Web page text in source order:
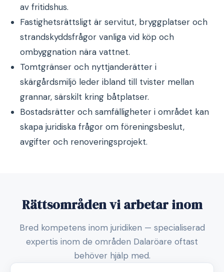
av fritidshus.
Fastighetsrättsligt är servitut, bryggplatser och
strandskyddsfrågor vanliga vid köp och
ombyggnation nära vattnet.
Tomtgränser och nyttjanderätter i
skärgårdsmiljö leder ibland till tvister mellan
grannar, särskilt kring båtplatser.
Bostadsrätter och samfälligheter i området kan
skapa juridiska frågor om föreningsbeslut,
avgifter och renoveringsprojekt.
Rättsområden vi arbetar inom
Bred kompetens inom juridiken — specialiserad
expertis inom de områden Dalaröare oftast
behöver hjälp med.